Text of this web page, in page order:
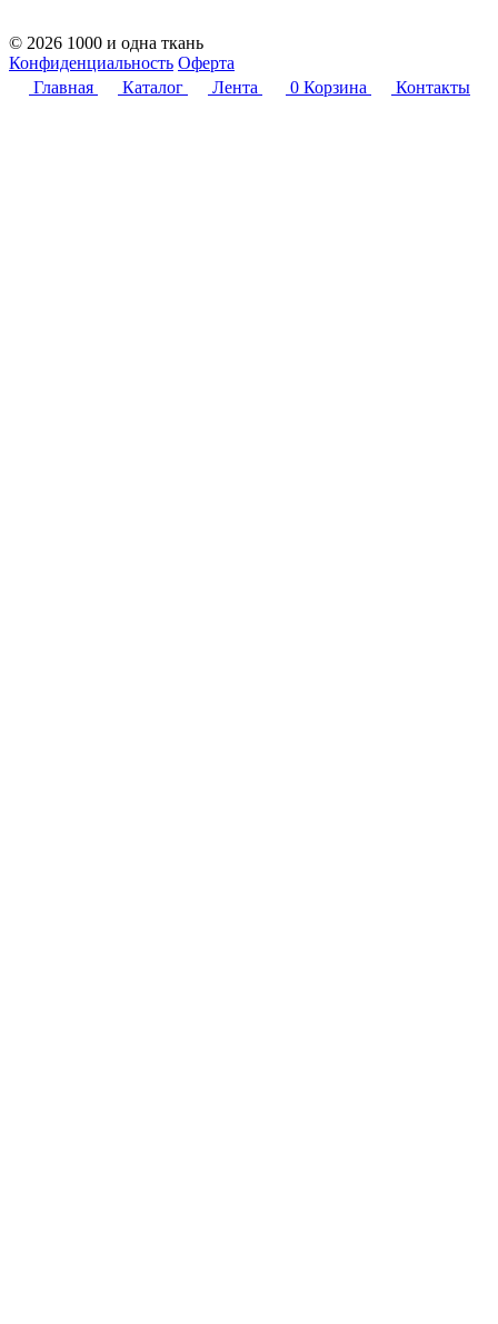
© 2026 1000 и одна ткань
Конфиденциальность Оферта
Главная
Каталог Лента 0 Корзина Контакты